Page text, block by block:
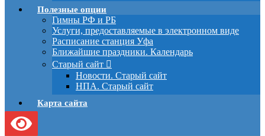
Полезные опции
Гимны РФ и РБ
Услуги, предоставляемые в электронном виде
Расписание станция Уфа
Ближайшие праздники. Календарь
Старый сайт
Новости. Старый сайт
НПА. Старый сайт
Карта сайта